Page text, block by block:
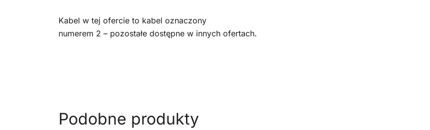
Kabel w tej ofercie to kabel oznaczony
numerem 2 – pozostałe dostępne w innych ofertach.
Podobne produkty